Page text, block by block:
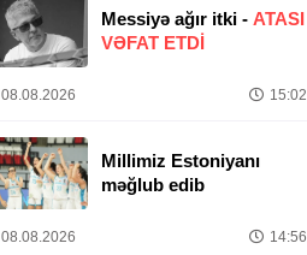
Messiyə ağır itki - ATASI
VƏFAT ETDI
08.08.2026 15:02
Millimiz Estoniyanı
məğlub edib
08.08.2026 14:56